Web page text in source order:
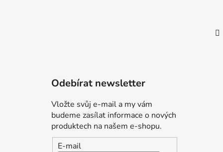
Odebírat newsletter
Vložte svůj e-mail a my vám
budeme zasílat informace o nových
produktech na našem e-shopu.
E-mail